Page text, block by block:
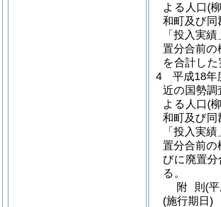
よる人口(
和町及び同
「投入実
置分合前の
を合計した
4
平成18
近の国勢
よる人口(
和町及び同
「投入実
置分合前の
びに廃置
る。
附 則 (
(施行期日)